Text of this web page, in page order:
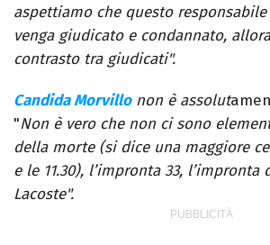
aspettiamo che questo
venga giudicato e condannato,
contrasto tra giudicati".
Candida Morvillonon è assolut
"Non è vero che non ci sono
della morte (si dice una maggiore
e le 11.30), l’impronta 33, l’impronta
Lacoste".